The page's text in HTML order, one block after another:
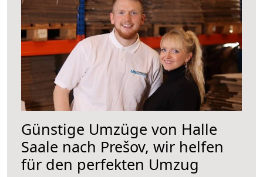
Günstige Umzüge von Halle
Saale nach Prešov, wir helfen
für den perfekten Umzug